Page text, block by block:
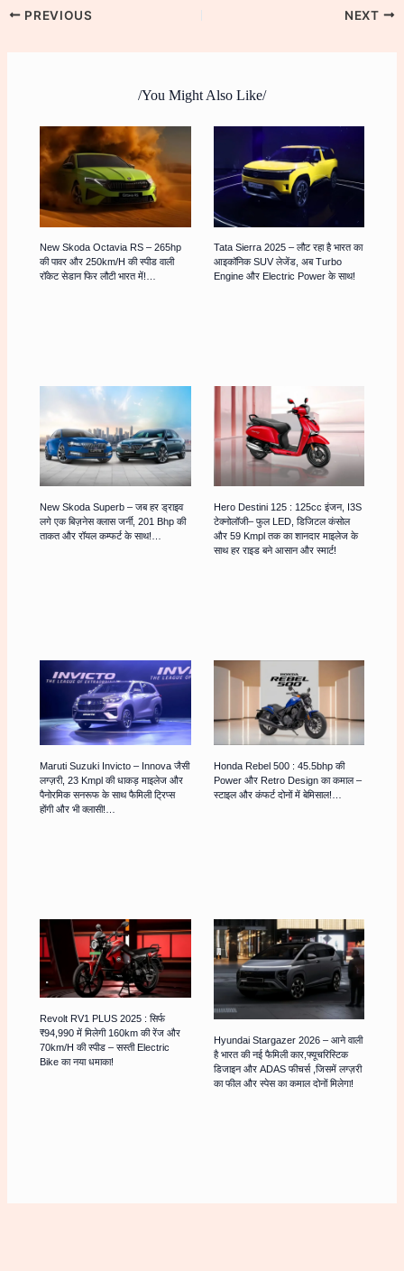
PREVIOUS NEXT
/You Might Also Like/
New Skoda Octavia RS – 265hp
की पावर और 250km/h की स्पीड वाली
रॉकेट सेडान फिर लौटी भारत में!…
Tata Sierra 2025 – लौट रहा है भारत का
आइकॉनिक SUV लेजेंड, अब Turbo
Engine और Electric Power के साथ!
New Skoda Superb – जब हर ड्राइव
लगे एक बिज़नेस क्लास जर्नी, 201 Bhp की
ताकत और रॉयल कम्फर्ट के साथ!…
Hero Destini 125 : 125cc इंजन, I3S
टेक्नोलॉजी– फुल LED, डिजिटल कंसोल
और 59 Kmpl तक का शानदार माइलेज के
साथ हर राइड बने आसान और स्मार्ट!
Maruti Suzuki Invicto – Innova जैसी
लग्ज़री, 23 Kmpl की धाकड़ माइलेज और
पैनोरमिक सनरूफ के साथ फैमिली ट्रिप्स
होंगी और भी क्लासी!…
Honda Rebel 500 : 45.5bhp की
Power और Retro Design का कमाल –
स्टाइल और कंफर्ट दोनों में बेमिसाल!…
Revolt RV1 PLUS 2025 : सिर्फ
₹94,990 में मिलेगी 160km की रेंज और
70km/h की स्पीड – सस्ती Electric
Bike का नया धमाका!
Hyundai Stargazer 2026 – आने वाली
है भारत की नई फैमिली कार,फ्यूचरिस्टिक
डिजाइन और ADAS फीचर्स ,जिसमें लग्ज़री
का फील और स्पेस का कमाल दोनों मिलेगा!